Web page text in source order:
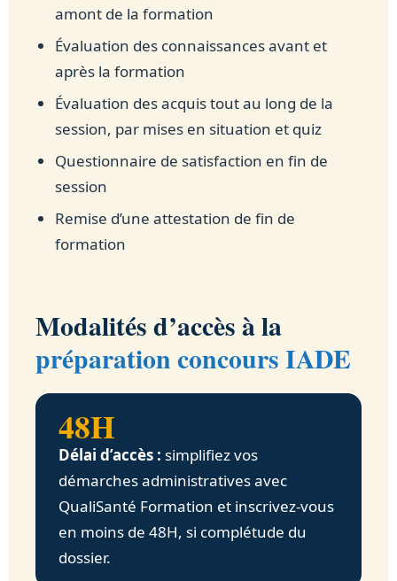
amont de la formation
Évaluation des connaissances avant et
après la formation
Évaluation des acquis tout au long de la
session, par mises en situation et quiz
Questionnaire de satisfaction en fin de
session
Remise d’une attestation de fin de
formation
Modalités d’accès à la
préparation concours IADE
48H
Délai d’accès : simplifiez vos
démarches administratives avec
QualiSanté Formation et inscrivez-vous
en moins de 48H, si complétude du
dossier.